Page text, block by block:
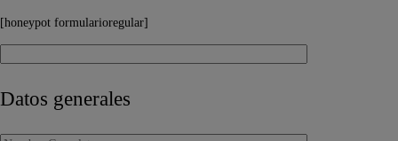
[honeypot formularioregular]
Datos generales